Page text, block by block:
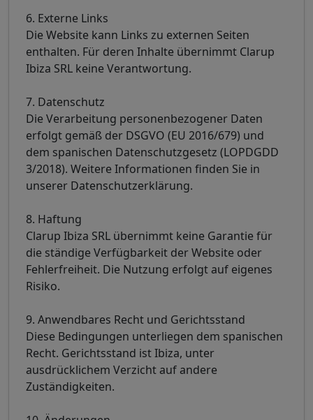
6. Externe Links
Die Website kann Links zu externen Seiten
enthalten. Für deren Inhalte übernimmt Clarup
Ibiza SRL keine Verantwortung.
7. Datenschutz
Die Verarbeitung personenbezogener Daten
erfolgt gemäß der DSGVO (EU 2016/679) und
dem spanischen Datenschutzgesetz (LOPDGDD
3/2018). Weitere Informationen finden Sie in
unserer Datenschutzerklärung.
8. Haftung
Clarup Ibiza SRL übernimmt keine Garantie für
die ständige Verfügbarkeit der Website oder
Fehlerfreiheit. Die Nutzung erfolgt auf eigenes
Risiko.
9. Anwendbares Recht und Gerichtsstand
Diese Bedingungen unterliegen dem spanischen
Recht. Gerichtsstand ist Ibiza, unter
ausdrücklichem Verzicht auf andere
Zuständigkeiten.